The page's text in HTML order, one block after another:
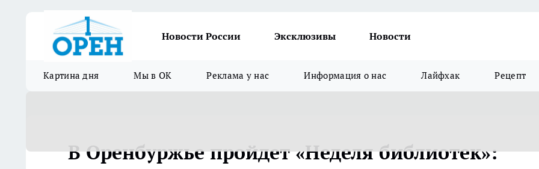
Новости России Эксклюзивы Новости
Картина дня Мы в ОК Реклама у нас Информация о нас Лайфхак Рецепт
В Оренбуржье пройдет «Неделя библиотек»: